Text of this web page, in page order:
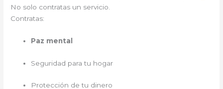
No solo contratas un servicio.
Contratas:
Paz mental
Seguridad para tu hogar
Protección de tu dinero